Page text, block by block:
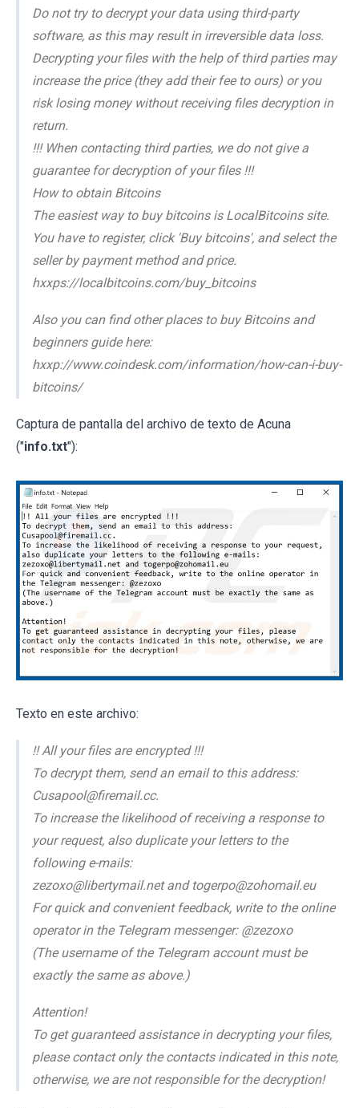
Do not try to decrypt your data using third-party
software, as this may result in irreversible data loss.
Decrypting your files with the help of third parties may
increase the price (they add their fee to ours) or you
risk losing money without receiving files decryption in
return.
!!! When contacting third parties, we do not give a
guarantee for decryption of your files !!!
How to obtain Bitcoins
The easiest way to buy bitcoins is LocalBitcoins site.
You have to register, click 'Buy bitcoins', and select the
seller by payment method and price.
hxxps://localbitcoins.com/buy_bitcoins
Also you can find other places to buy Bitcoins and
beginners guide here:
hxxp://www.coindesk.com/information/how-can-i-buy-
bitcoins/
Captura de pantalla del archivo de texto de Acuna
("info.txt"):
Texto en este archivo:
!! All your files are encrypted !!!
To decrypt them, send an email to this address:
Cusapool@firemail.cc.
To increase the likelihood of receiving a response to
your request, also duplicate your letters to the
following e-mails:
zezoxo@libertymail.net and togerpo@zohomail.eu
For quick and convenient feedback, write to the online
operator in the Telegram messenger: @zezoxo
(The username of the Telegram account must be
exactly the same as above.)
Attention!
To get guaranteed assistance in decrypting your files,
please contact only the contacts indicated in this note,
otherwise, we are not responsible for the decryption!